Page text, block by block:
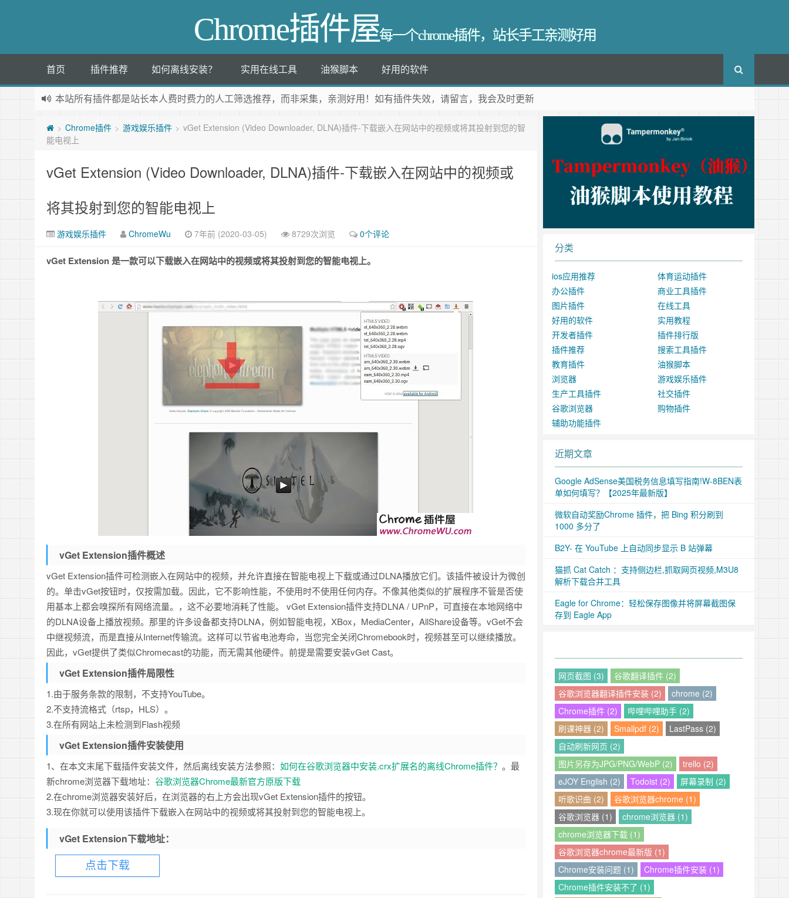
Chrome插件屋每一个chrome插件，站长手工亲测好用
首页 插件推荐 如何离线安装？ 实用在线工具 油猴脚本 好用的软件
本站所有插件都是站长本人费时费力的人工筛选推荐，而非采集，亲测好用！如有插件失效，请留言，我会及时更新
> Chrome插件 > 游戏娱乐插件 > vGet Extension (Video Downloader, DLNA)插件-下载嵌入在网站中的视频或将其投射到您的智
能电视上
vGet Extension (Video Downloader, DLNA)插件-下载嵌入在网站中的视频或
将其投射到您的智能电视上
游戏娱乐插件 ChromeWu 7年前 (2020-03-05) 8729次浏览 0个评论
vGet Extension 是一款可以下载嵌入在网站中的视频或将其投射到您的智能电视上。
vGet Extension插件概述
vGet Extension插件可检测嵌入在网站中的视频，并允许直接在智能电视上下载或通过DLNA播放它们。该插件被设计为微创
的。单击vGet按钮时，仅按需加载。因此，它不影响性能，不使用时不使用任何内存。不像其他类似的扩展程序不管是否使
用基本上都会嗅探所有网络流量。，这不必要地消耗了性能。 vGet Extension插件支持DLNA / UPnP，可直接在本地网络中
的DLNA设备上播放视频。那里的许多设备都支持DLNA，例如智能电视，XBox，MediaCenter，AllShare设备等。vGet不会
中继视频流，而是直接从Internet传输流。这样可以节省电池寿命，当您完全关闭Chromebook时，视频甚至可以继续播放。
因此，vGet提供了类似Chromecast的功能，而无需其他硬件。前提是需要安装vGet Cast。
vGet Extension插件局限性
1.由于服务条款的限制，不支持YouTube。
2.不支持流格式（rtsp，HLS）。
3.在所有网站上未检测到Flash视频
vGet Extension插件安装使用
1、在本文末尾下载插件安装文件，然后离线安装方法参照： 如何在谷歌浏览器中安装.crx扩展名的离线Chrome插件？ 。最
新chrome浏览器下载地址： 谷歌浏览器Chrome最新官方原版下载
2.在chrome浏览器安装好后，在浏览器的右上方会出现vGet Extension插件的按钮。
3.现在你就可以使用该插件下载嵌入在网站中的视频或将其投射到您的智能电视上。
vGet Extension下载地址：
点击下载
分类
ios应用推荐
体育运动插件
办公插件
商业工具插件
图片插件
在线工具
好用的软件
实用教程
开发者插件
插件排行版
插件推荐
搜索工具插件
教育插件
油猴脚本
浏览器
游戏娱乐插件
生产工具插件
社交插件
谷歌浏览器
购物插件
辅助功能插件
近期文章
Google AdSense美国税务信息填写指南!W-8BEN表
单如何填写？【2025年最新版】
微软自动奖励Chrome 插件，把 Bing 积分刷到
1000 多分了
B2Y- 在 YouTube 上自动同步显示 B 站弹幕
猫抓 Cat Catch ：支持侧边栏,抓取网页视频,M3U8
解析下载合并工具
Eagle for Chrome：轻松保存图像并将屏幕截图保
存到 Eagle App
网页截图 (3)
谷歌翻译插件 (2)
谷歌浏览器翻译插件安装 (2)
chrome (2)
Chrome插件 (2)
哔哩哔哩助手 (2)
刷课神器 (2)
Smallpdf (2)
LastPass (2)
自动刷新网页 (2)
图片另存为JPG/PNG/WebP (2)
trello (2)
eJOY English (2)
Todoist (2)
屏幕录制 (2)
听歌识曲 (2)
谷歌浏览器chrome (1)
谷歌浏览器 (1)
chrome浏览器 (1)
chrome浏览器下载 (1)
谷歌浏览器chrome最新版 (1)
Chrome安装问题 (1)
Chrome插件安装 (1)
Chrome插件安装不了 (1)